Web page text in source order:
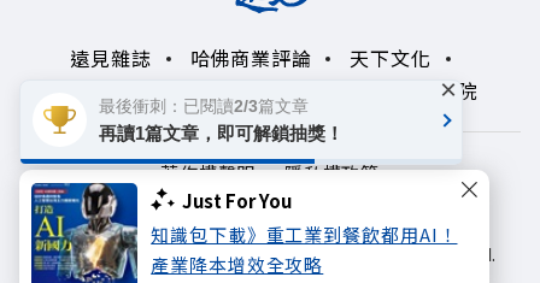
Just For You
知識包下載》重工業到餐飲都用AI！
產業降本增效全攻略
遠見雜誌 哈佛商業評論
天下文化
未來親子學習平台
50+ 領導影響力學院
著作權聲明
隱私權政策
Copyright© 1999~2026
遠見天下文化出版股份有限公司. All rights reserved.
最後衝刺：已閱讀2/3篇文章
再讀1篇文章，即可解鎖抽獎！
×